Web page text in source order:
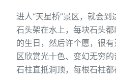
进人“天星桥”景区，就会到
石头架在水上，每块石头
的生日，然后许个愿，很
区欣赏光十色、变幻无穷
石柱直抵洞顶，每根石柱